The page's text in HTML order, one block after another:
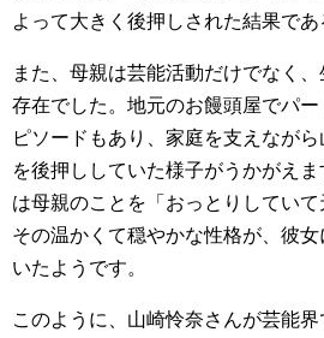
よって大きく後押しされた結果であ
また、母親は芸能活動だけでなく
存在でした。地元のお饅頭屋でパ
ピソードもあり、家庭を支えなが
を後押ししていた様子がうかがえ
は母親のことを「おっとりしていて
その温かくて穏やかな性格が、彼
いたようです。
このように、山崎怜奈さんが芸能